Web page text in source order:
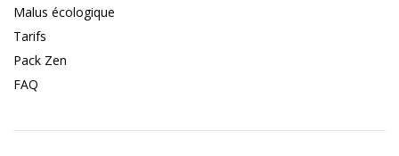
Malus écologique
Tarifs
Pack Zen
FAQ